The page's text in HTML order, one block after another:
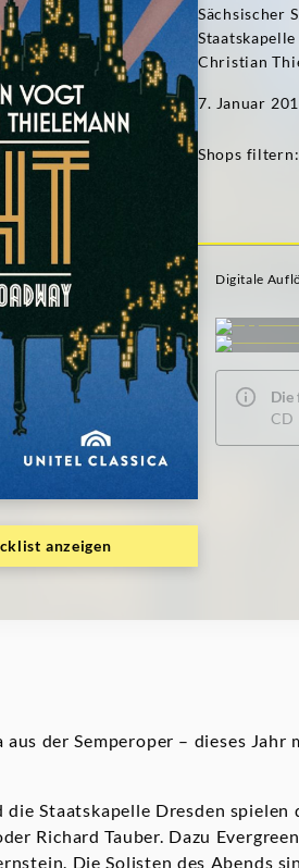
anzeigen
Sächsischer
Christian
7. Januar
Shops filtern:
Digitale
Die
CD
der Semperoper – dieses
Staatskapelle Dresden
Richard Tauber. Dazu
Die Solisten des Abends